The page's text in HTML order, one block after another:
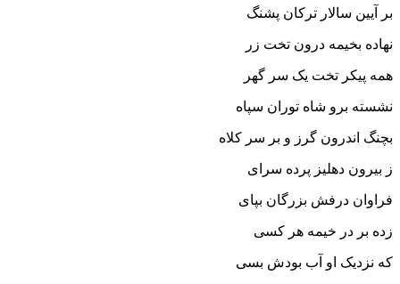
بر آیین سالار ترکان پشنگ‏
نهاده بخیمه درون تخت زر
همه پیکر تخت یک سر گهر
نشسته برو شاه توران سپاه
بچنگ اندرون گرز و بر سر کلاه‏
ز بیرون دهلیز پرده سراى
فراوان درفش بزرگان بپاى‏
زده بر در خیمه هر کسى
که نزدیک او آب بودش بسى‏